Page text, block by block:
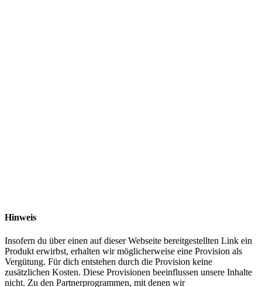
Hinweis
Insofern du über einen auf dieser Webseite bereitgestellten Link ein
Produkt erwirbst, erhalten wir möglicherweise eine Provision als
Vergütung. Für dich entstehen durch die Provision keine
zusätzlichen Kosten. Diese Provisionen beeinflussen unsere Inhalte
nicht. Zu den Partnerprogrammen, mit denen wir